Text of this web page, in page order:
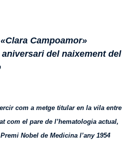
Campoamor»
aniversari del naixement del
com a metge titular en la vila entre
com el pare de l’hematologia actual,
Nobel de Medicina l’any 1954